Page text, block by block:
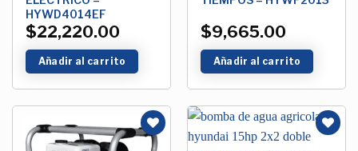
HYWD4014EF
$22,220.00
Añadir al carrito
$9,665.00
Añadir al carrito